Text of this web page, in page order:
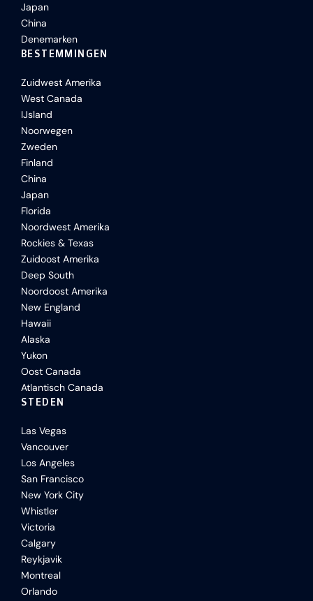
Japan
China
Denemarken
BESTEMMINGEN
Zuidwest Amerika
West Canada
IJsland
Noorwegen
Zweden
Finland
China
Japan
Florida
Noordwest Amerika
Rockies & Texas
Zuidoost Amerika
Deep South
Noordoost Amerika
New England
Hawaii
Alaska
Yukon
Oost Canada
Atlantisch Canada
STEDEN
Las Vegas
Vancouver
Los Angeles
San Francisco
New York City
Whistler
Victoria
Calgary
Reykjavik
Montreal
Orlando